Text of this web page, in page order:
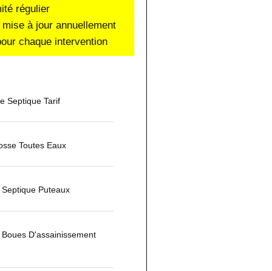
régulier
à jour annuellement
chaque intervention
Septique Tarif
Toutes Eaux
Puteaux
D'assainissement